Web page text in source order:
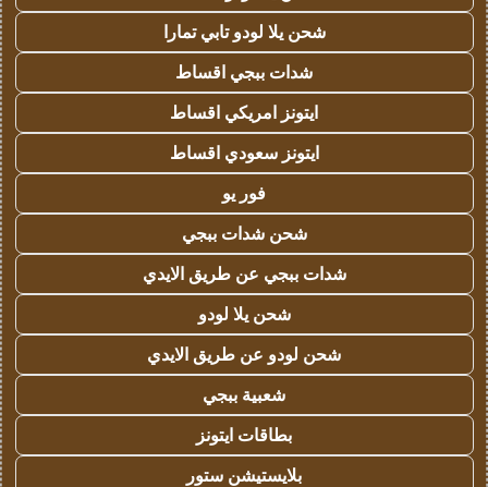
شحن يلا لودو تابي تمارا
شدات ببجي اقساط
ايتونز امريكي اقساط
ايتونز سعودي اقساط
فور يو
شحن شدات ببجي
شدات ببجي عن طريق الايدي
شحن يلا لودو
شحن لودو عن طريق الايدي
شعبية ببجي
بطاقات ايتونز
بلايستيشن ستور